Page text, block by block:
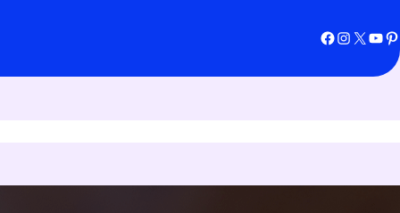
Facebook Instagram X YouTube Pinterest